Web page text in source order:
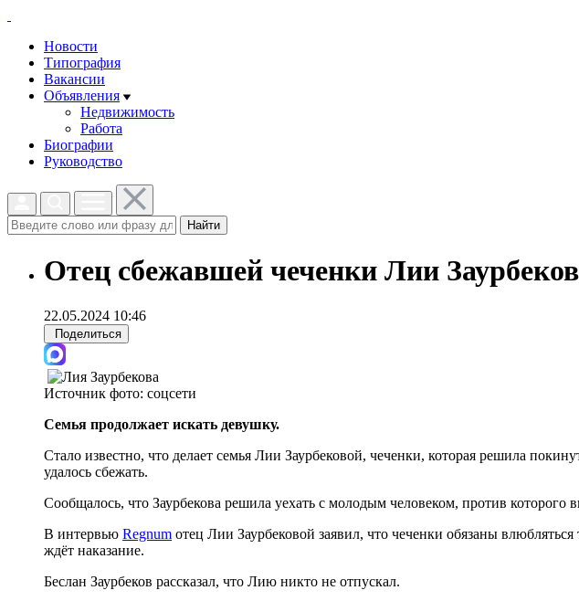
Новости
Типография
Вакансии
Объявления
Недвижимость
Работа
Биографии
Руководство
Найти
Отец сбежавшей чеченки Лии
22.05.2024 10:46
Поделиться
Источник фото: соцсети
Семья продолжает искать девушку.
Стало известно, что делает семья Лии Заурбековой, чеченки, которая решила
удалось сбежать.
Сообщалось, что Заурбекова решила уехать с молодым человеком, против которого
В интервью Regnum отец Лии Заурбековой заявил, что чеченки обязаны
ждёт наказание.
Беслан Заурбеков рассказал, что Лию никто не отпускал.